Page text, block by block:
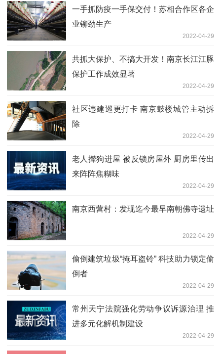
一手抓防疫一手保交付！苏相合作区各企
业铆劲生产
2022-04-29
共抓大保护、不搞大开发！南京长江江豚
保护工作成效显著
2022-04-29
社区违建巡更打卡 南京鼓楼城管主动拆
除
2022-04-29
老人撵狗进屋 被反锁房屋外 厨房里传出
来阵阵焦糊味
2022-04-29
南京西营村：发现迄今最早南朝佛寺遗址
2022-04-29
偷倒建筑垃圾“掩耳盗铃” 科技助力锁定偷
倒者
2022-04-29
常州天宁法院强化劳动争议诉源治理 推
进多元化解机制建设
2022-04-29